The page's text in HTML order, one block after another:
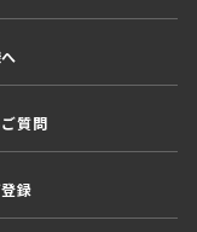
質問
録